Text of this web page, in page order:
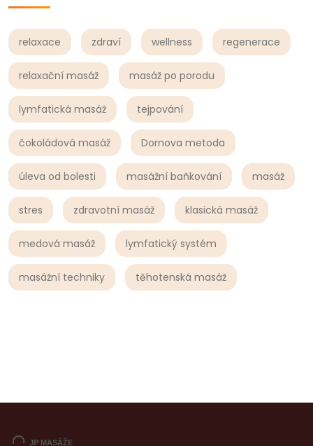
relaxace zdraví wellness regenerace
relaxační masáž masáž po porodu
lymfatická masáž tejpování
čokoládová masáž Dornova metoda
úleva od bolesti masážní baňkování masáž
stres zdravotní masáž klasická masáž
medová masáž lymfatický systém
masážní techniky těhotenská masáž